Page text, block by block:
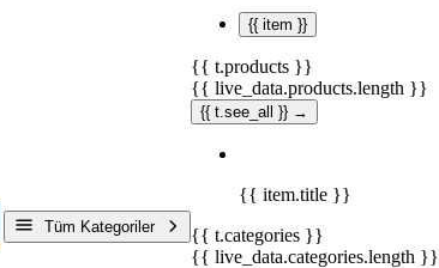
Tüm Kategoriler
{{ item }}
{{ t.products }}
{{ live_data.products.length }}
{{ t.see_all }} →
{{ item.title }}
{{ t.categories }}
{{ live_data.categories.length }}